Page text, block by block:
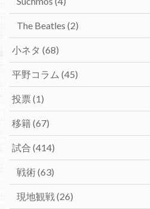
The Beatles (2)
小ネタ (68)
平野コラム (45)
投票 (1)
移籍(67)
試合 (414)
戦術(63)
現地観戦(26)